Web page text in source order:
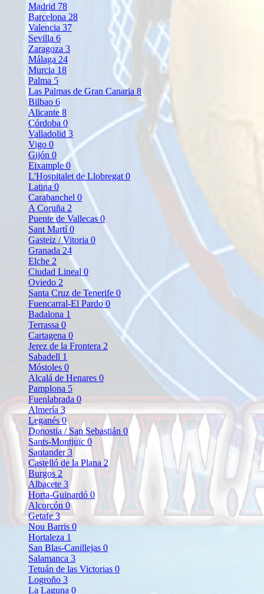
Madrid 78
Barcelona 28
Valencia 37
Sevilla 6
Zaragoza 3
Málaga 24
Murcia 18
Palma 5
Las Palmas de Gran Canaria 8
Bilbao 6
Alicante 8
Córdoba 0
Valladolid 3
Vigo 0
Gijón 0
Eixample0
L'Hospitalet de Llobregat 0
Latina 0
Carabanchel 0
A Coruña 2
Puente de Vallecas0
Sant Martí0
Gasteiz / Vitoria 0
Granada 24
Elche 2
Ciudad Lineal0
Oviedo 2
Santa Cruz de Tenerife 0
Fuencarral-El Pardo0
Badalona 1
Terrassa 0
Cartagena 0
Jerez de la Frontera 2
Sabadell 1
Móstoles 0
Alcalá de Henares 0
Pamplona 5
Fuenlabrada0
Almería 3
Leganés0
Donostia / San Sebastián 0
Sants-Montjuïc 0
Santander3
Castelló de la Plana2
Burgos 2
Albacete 3
Horta-Guinardó 0
Alcorcón 0
Getafe3
Nou Barris0
Hortaleza 1
San Blas-Canillejas 0
Salamanca 3
Tetuán de las Victorias 0
Logroño 3
La Laguna 0